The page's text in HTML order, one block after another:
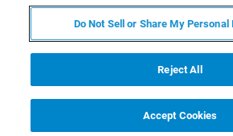
Do Not Sell or Share My
Reject All
Accept Cookies